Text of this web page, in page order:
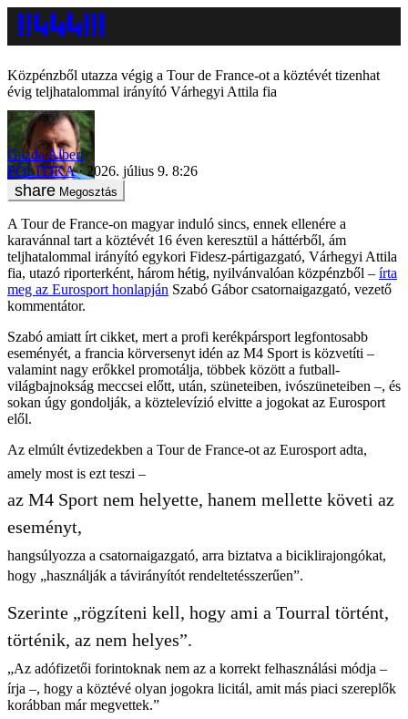
Közpénzből utazza végig a Tour de France-ot a köztévét tizenhat
évig teljhatalommal irányító Várhegyi Attila fia
Gazda Albert
POLITIKA
2026. július 9. 8:26
Megosztás
A Tour de France-on magyar induló sincs, ennek ellenére a
karavánnal tart a köztévét 16 éven keresztül a háttérből, ám
teljhatalommal irányító egykori Fidesz-pártigazgató, Várhegyi Attila
fia, utazó riporterként, három hétig, nyilvánvalóan közpénzből – írta
meg az Eurosport honlapján Szabó Gábor csatornaigazgató, vezető
kommentátor.
Szabó amiatt írt cikket, mert a profi kerékpársport legfontosabb
eseményét, a francia körversenyt idén az M4 Sport is közvetíti –
valamint nagy erőkkel promotálja, többek között a futball-
világbajnokság meccsei előtt, után, szüneteiben, ivószüneteiben –, és
sokan úgy gondolják, a köztelevízió elvitte a jogokat az Eurosport
elől.
Az elmúlt évtizedekben a Tour de France-ot az Eurosport adta,
amely most is ezt teszi –
az M4 Sport nem helyette, hanem mellette követi az
eseményt,
hangsúlyozza a csatornaigazgató, arra biztatva a biciklirajongókat,
hogy „használják a távirányítót rendeltetésszerűen”.
Szerinte „rögzíteni kell, hogy ami a Tourral történt,
történik, az nem helyes”.
„Az adófizetői forintoknak nem az a korrekt felhasználási módja –
írja –, hogy a köztévé olyan jogokra licitál, amit más piaci szereplők
korábban már megvettek.”